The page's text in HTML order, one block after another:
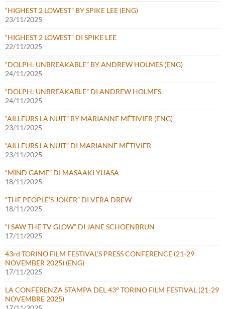
“HIGHEST 2 LOWEST” BY SPIKE LEE (ENG)
23/11/2025
“HIGHEST 2 LOWEST” DI SPIKE LEE
22/11/2025
“DOLPH: UNBREAKABLE” BY ANDREW HOLMES (ENG)
24/11/2025
“DOLPH: UNBREAKABLE” DI ANDREW HOLMES
24/11/2025
“AILLEURS LA NUIT” BY MARIANNE MÉTIVIER (ENG)
23/11/2025
“AILLEURS LA NUIT” DI MARIANNE MÉTIVIER
23/11/2025
“MIND GAME” DI MASAAKI YUASA
18/11/2025
“THE PEOPLE’S JOKER” DI VERA DREW
18/11/2025
“I SAW THE TV GLOW” DI JANE SCHOENBRUN
17/11/2025
43rd TORINO FILM FESTIVAL’S PRESS CONFERENCE (21-29
NOVEMBER 2025) (ENG)
17/11/2025
LA CONFERENZA STAMPA DEL 43° TORINO FILM FESTIVAL (21-29
NOVEMBRE 2025)